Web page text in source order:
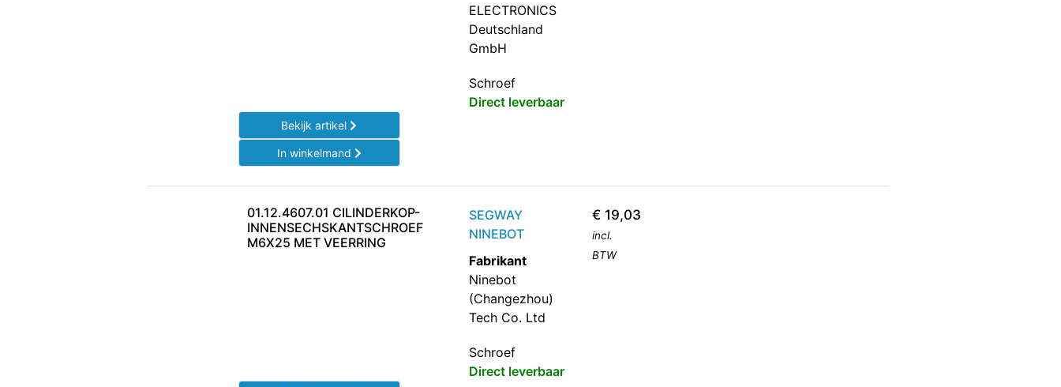
ELECTRONICS
Deutschland
GmbH
Schroef
Direct leverbaar
Bekijk artikel
In winkelmand
01.12.4607.01 CILINDERKOP-
INNENSECHSKANTSCHROEF
M6X25 MET VEERRING
SEGWAY
NINEBOT
Fabrikant
Ninebot
(Changezhou)
Tech Co. Ltd
Schroef
Direct leverbaar
€ 19,03
incl.
BTW